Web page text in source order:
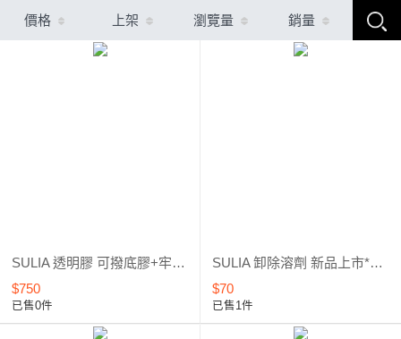
價格 上架 瀏覽量 銷量
SULIA 透明膠 可撥底膠+牢固底膠+彈力建構膠 套組優惠 全新上市
$750
已售0件
SULIA 卸除溶劑 新品上市*優惠5折起
$70
已售1件